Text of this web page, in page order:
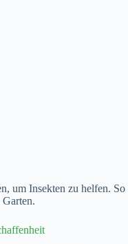
um Insekten zu helfen. So